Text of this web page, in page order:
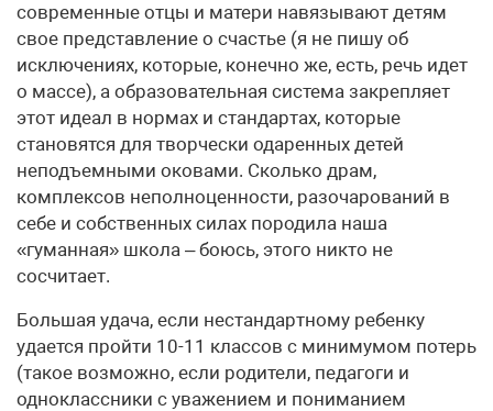
современные отцы и матери навязывают детям
свое представление о счастье (я не пишу об
исключениях, которые, конечно же, есть, речь идет
о массе), а образовательная система закрепляет
этот идеал в нормах и стандартах, которые
становятся для творчески одаренных детей
неподъемными оковами. Сколько драм,
комплексов неполноценности, разочарований в
себе и собственных силах породила наша
«гуманная» школа – боюсь, этого никто не
сосчитает.
Большая удача, если нестандартному ребенку
удается пройти 10-11 классов с минимумом потерь
(такое возможно, если родители, педагоги и
одноклассники с уважением и пониманием